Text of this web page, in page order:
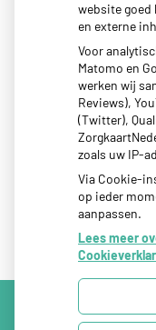
Tips als je kind last
Sterke zon op je
Denk je na over een
Twijfel over gender?
Klachten door de
website goed
en externe
Voor
Matomo en
werken wij
Reviews),
(Twitter),
zoals uw IP-
Via Cookie-
op ieder
aanpassen.
Lees meer